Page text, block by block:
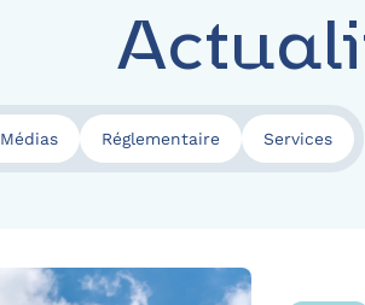
Médias Réglementaire Services